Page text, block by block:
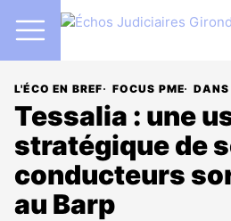
L'ÉCO EN BREF FOCUS PME DANS
Tessalia : une
stratégique de
conducteurs
au Barp